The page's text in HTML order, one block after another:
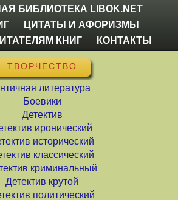
БИБЛИОТЕКА LIBOK.NET
ЦИТАТЫ И АФОРИЗМЫ
КНИГ
КОНТАКТЫ
ТВОРЧЕСТВО
литература
Боевики
Детектив
иронический
исторический
классический
криминальный
Детектив крутой
политический